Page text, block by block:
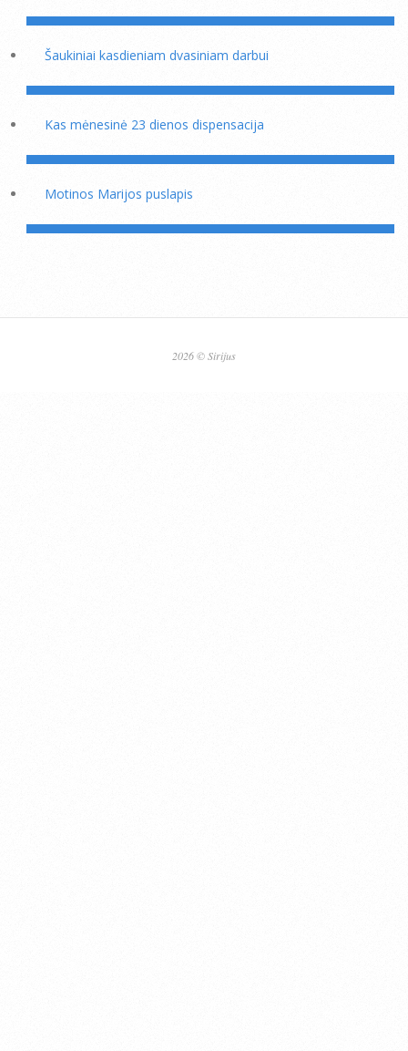
Šaukiniai kasdieniam dvasiniam darbui
Kas mėnesinė 23 dienos dispensacija
Motinos Marijos puslapis
2026 © Sirijus